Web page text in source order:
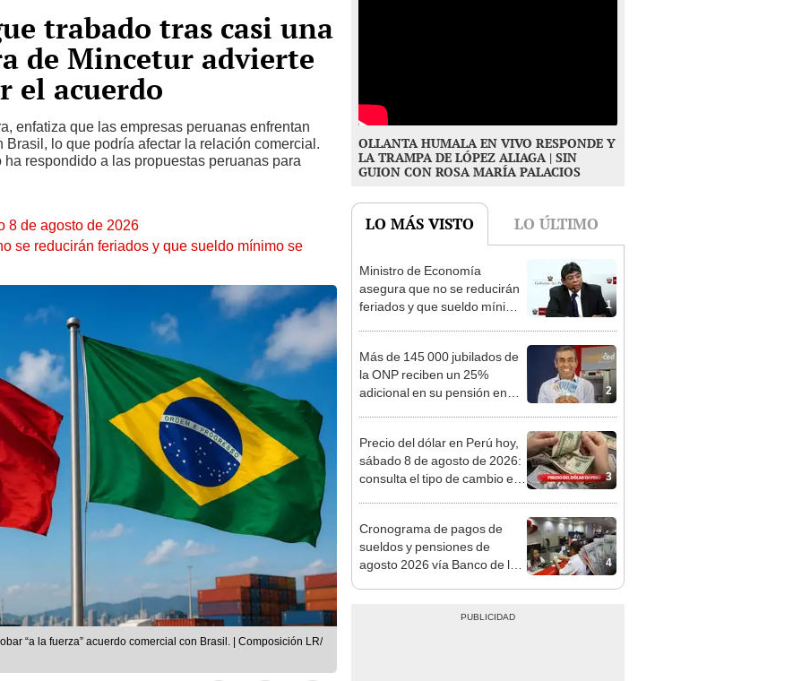
trabado tras casi una
de Mincetur advierte
el acuerdo
enfatiza que las empresas peruanas enfrentan
lo que podría afectar la relación comercial.
respondido a las propuestas peruanas para
8 de agosto de 2026
se reducirán feriados y que sueldo mínimo se
“a la fuerza” acuerdo comercial con Brasil. | Composición LR/
OLLANTA HUMALA EN VIVO RESPONDE Y
LA TRAMPA DE LÓPEZ ALIAGA | SIN
GUION CON ROSA MARÍA PALACIOS
LO MÁS VISTO LO ÚLTIMO
1
Ministro de Economía
asegura que no se reducirán
feriados y que sueldo mínimo
2
Más de 145 000 jubilados de
la ONP reciben un 25%
adicional en su pensión en
3
Precio del dólar en Perú hoy,
sábado 8 de agosto de 2026:
consulta el tipo de cambio en
4
Cronograma de pagos de
sueldos y pensiones de
agosto 2026 vía Banco de la